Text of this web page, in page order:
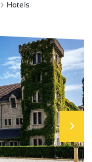
Hotels